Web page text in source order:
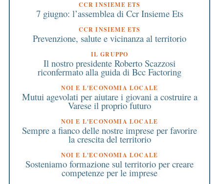
CCR INSIEME ETS
7 giugno: l’assemblea di Ccr Insieme Ets
CCR INSIEME ETS
Prevenzione, salute e vicinanza al territorio
IL GRUPPO
Il nostro presidente Roberto Scazzosi
riconfermato alla guida di Bcc Factoring
NOI E L'ECONOMIA LOCALE
Mutui agevolati per aiutare i giovani a costruire a
Varese il proprio futuro
NOI E L'ECONOMIA LOCALE
Sempre a fianco delle nostre imprese per favorire
la crescita del territorio
NOI E L'ECONOMIA LOCALE
Sosteniamo formazione sul territorio per creare
competenze per le imprese